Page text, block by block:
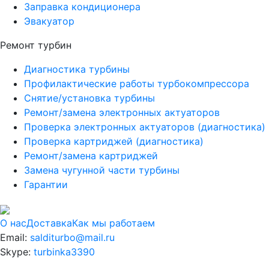
Заправка кондиционера
Эвакуатор
Ремонт турбин
Диагностика турбины
Профилактические работы турбокомпрессора
Снятие/установка турбины
Ремонт/замена электронных актуаторов
Проверка электронных актуаторов (диагностика)
Проверка картриджей (диагностика)
Ремонт/замена картриджей
Замена чугунной части турбины
Гарантии
О насДоставкаКак мы работаем
Email: salditurbo@mail.ru
Skype: turbinka3390